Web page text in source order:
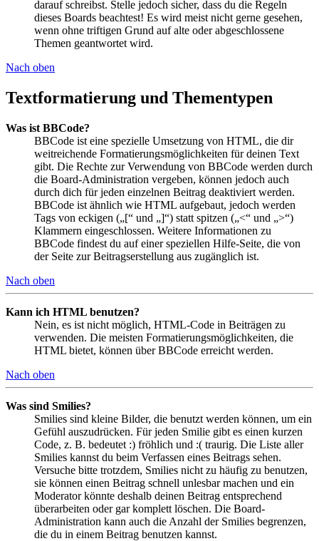
darauf schreibst. Stelle jedoch sicher, dass du die Regeln
dieses Boards beachtest! Es wird meist nicht gerne gesehen,
wenn ohne triftigen Grund auf alte oder abgeschlossene
Themen geantwortet wird.
Nach oben
Textformatierung und Thementypen
Was ist BBCode?
BBCode ist eine spezielle Umsetzung von HTML, die dir
weitreichende Formatierungsmöglichkeiten für deinen Text
gibt. Die Rechte zur Verwendung von BBCode werden durch
die Board-Administration vergeben, können jedoch auch
durch dich für jeden einzelnen Beitrag deaktiviert werden.
BBCode ist ähnlich wie HTML aufgebaut, jedoch werden
Tags von eckigen („[“ und „]“) statt spitzen („<“ und „>“)
Klammern eingeschlossen. Weitere Informationen zu
BBCode findest du auf einer speziellen Hilfe-Seite, die von
der Seite zur Beitragserstellung aus zugänglich ist.
Nach oben
Kann ich HTML benutzen?
Nein, es ist nicht möglich, HTML-Code in Beiträgen zu
verwenden. Die meisten Formatierungsmöglichkeiten, die
HTML bietet, können über BBCode erreicht werden.
Nach oben
Was sind Smilies?
Smilies sind kleine Bilder, die benutzt werden können, um ein
Gefühl auszudrücken. Für jeden Smilie gibt es einen kurzen
Code, z. B. bedeutet :) fröhlich und :( traurig. Die Liste aller
Smilies kannst du beim Verfassen eines Beitrags sehen.
Versuche bitte trotzdem, Smilies nicht zu häufig zu benutzen,
sie können einen Beitrag schnell unlesbar machen und ein
Moderator könnte deshalb deinen Beitrag entsprechend
überarbeiten oder gar komplett löschen. Die Board-
Administration kann auch die Anzahl der Smilies begrenzen,
die du in einem Beitrag benutzen kannst.